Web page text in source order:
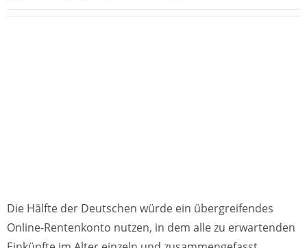
Die Hälfte der Deutschen würde ein übergreifendes
Online-Rentenkonto nutzen, in dem alle zu erwartenden